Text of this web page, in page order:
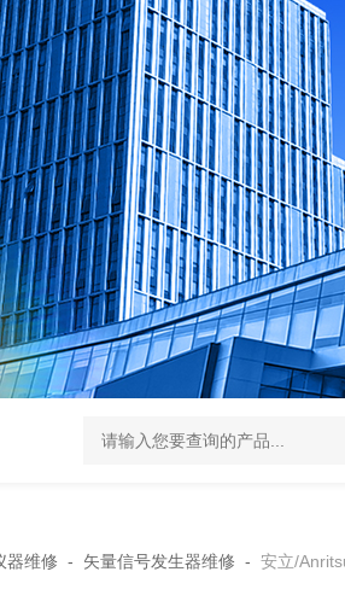
PESD-30T1静电放电发生器 PESD-20T1静
器维修 - 矢量信号发生器维修 - 安立/Anritsu射频